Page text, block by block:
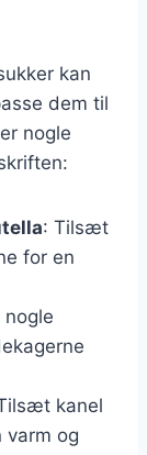
kan
dem til
nogle
: Tilsæt
for en
nogle
kanel
varm og